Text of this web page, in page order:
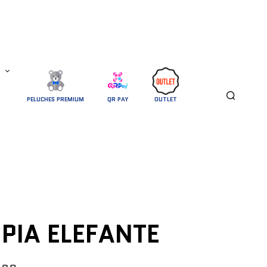
PELUCHES PREMIUM QR PAY OUTLET
ELEFANTE